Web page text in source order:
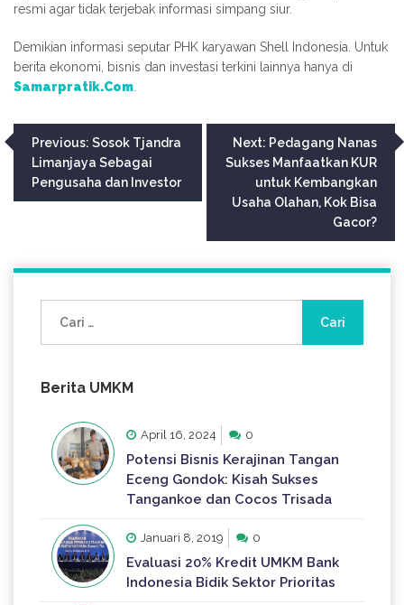
resmi agar tidak terjebak informasi simpang siur.
Demikian informasi seputar PHK karyawan Shell Indonesia. Untuk
berita ekonomi, bisnis dan investasi terkini lainnya hanya di
Samarpratik.Com
Navigasi
pos
Previous: Sosok Tjandra
Limanjaya Sebagai
Pengusaha dan Investor
Next: Pedagang Nanas
Sukses Manfaatkan KUR
untuk Kembangkan
Usaha Olahan, Kok Bisa
Gacor?
untuk:
Berita UMKM
April 16, 2024 0
Potensi Bisnis Kerajinan Tangan
Eceng Gondok: Kisah Sukses
Tangankoe dan Cocos Trisada
Januari 8, 2019 0
Evaluasi 20% Kredit UMKM Bank
Indonesia Bidik Sektor Prioritas